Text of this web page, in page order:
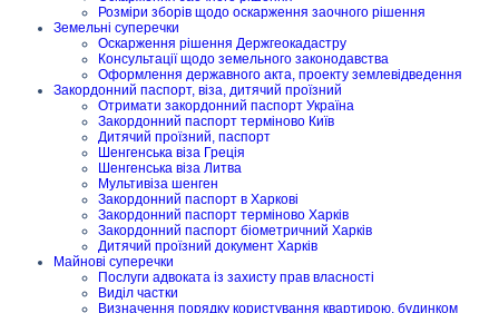
Розміри зборів щодо оскарження заочного рішення
Земельні суперечки
Оскарження рішення Держгеокадастру
Консультації щодо земельного законодавства
Оформлення державного акта, проекту землевідведення
Закордонний паспорт, віза, дитячий проїзний
Отримати закордонний паспорт Україна
Закордонний паспорт терміново Київ
Дитячий проїзний, паспорт
Шенгенська віза Греція
Шенгенська віза Литва
Мультивіза шенген
Закордонний паспорт в Харкові
Закордонний паспорт терміново Харків
Закордонний паспорт біометричний Харків
Дитячий проїзний документ Харків
Майнові суперечки
Послуги адвоката із захисту прав власності
Виділ частки
Визначення порядку користування квартирою, будинком